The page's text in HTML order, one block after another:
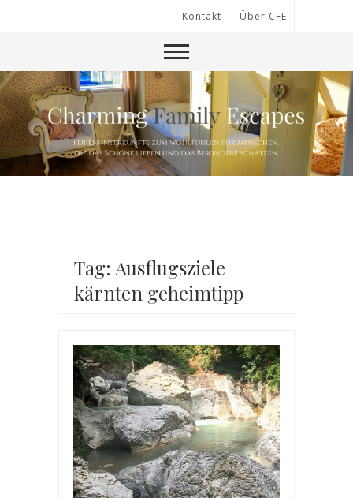
Kontakt Über CFE
Tag: Ausflugsziele
kärnten geheimtipp